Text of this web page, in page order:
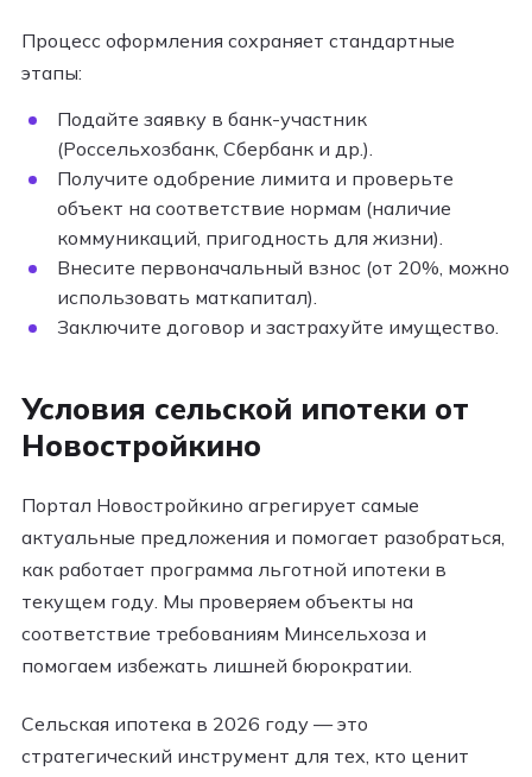
Процесс оформления сохраняет стандартные
этапы:
Подайте заявку в банк-участник
(Россельхозбанк, Сбербанк и др.).
Получите одобрение лимита и проверьте
объект на соответствие нормам (наличие
коммуникаций, пригодность для жизни).
Внесите первоначальный взнос (от 20%, можно
использовать маткапитал).
Заключите договор и застрахуйте имущество.
Условия сельской ипотеки от
Новостройкино
Портал Новостройкино агрегирует самые
актуальные предложения и помогает разобраться,
как работает программа льготной ипотеки в
текущем году. Мы проверяем объекты на
соответствие требованиям Минсельхоза и
помогаем избежать лишней бюрократии.
Сельская ипотека в 2026 году — это
стратегический инструмент для тех, кто ценит